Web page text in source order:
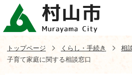
トップページ くらし・手続き
相
子育て家庭に関する相談窓口